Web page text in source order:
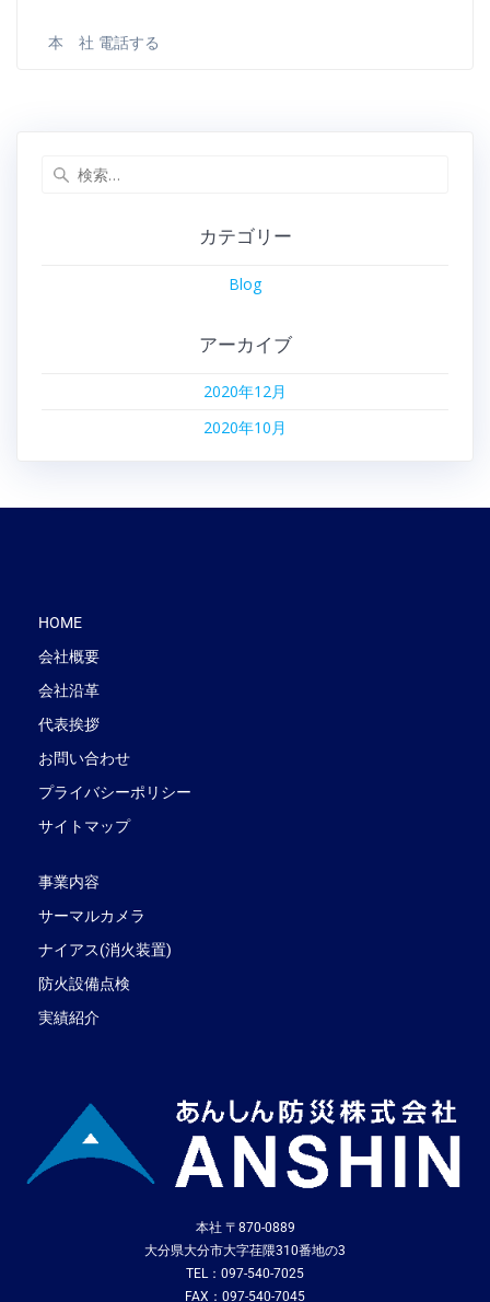
本 社 電話する
カテゴリー
Blog
アーカイブ
2020年12月
2020年10月
HOME
会社概要
会社沿革
代表挨拶
お問い合わせ
プライバシーポリシー
サイトマップ
事業内容
サーマルカメラ
ナイアス(消火装置)
防火設備点検
実績紹介
本社 〒870-0889
大分県大分市大字荏隈310番地の3
TEL：097-540-7025
FAX：097-540-7045